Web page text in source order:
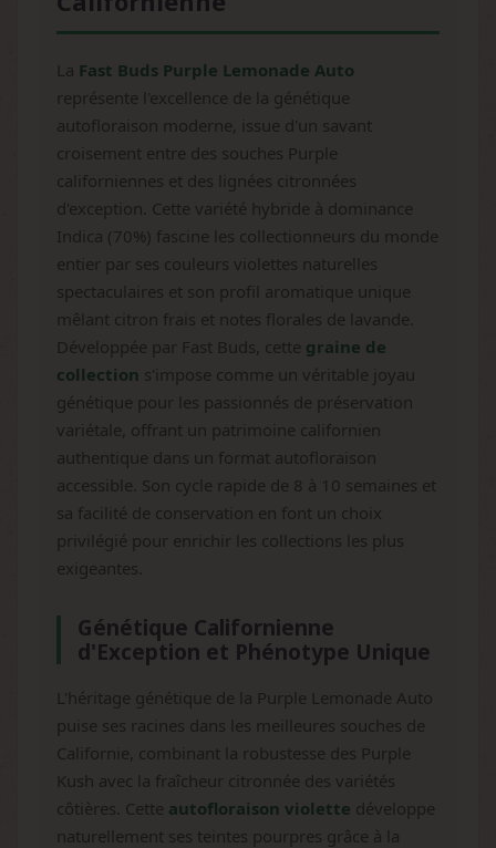
La Fast Buds Purple Lemonade Auto
représente l'excellence de la génétique
autofloraison moderne, issue d'un savant
croisement entre des souches Purple
californiennes et des lignées citronnées
d'exception. Cette variété hybride à dominance
Indica (70%) fascine les collectionneurs du monde
entier par ses couleurs violettes naturelles
spectaculaires et son profil aromatique unique
mêlant citron frais et notes florales de lavande.
Développée par Fast Buds, cette graine de
collection s'impose comme un véritable joyau
génétique pour les passionnés de préservation
variétale, offrant un patrimoine californien
authentique dans un format autofloraison
accessible. Son cycle rapide de 8 à 10 semaines et
sa facilité de conservation en font un choix
privilégié pour enrichir les collections les plus
exigeantes.
Génétique Californienne
d'Exception et Phénotype Unique
L'héritage génétique de la Purple Lemonade Auto
puise ses racines dans les meilleures souches de
Californie, combinant la robustesse des Purple
Kush avec la fraîcheur citronnée des variétés
côtières. Cette autofloraison violette développe
naturellement ses teintes pourpres grâce à la